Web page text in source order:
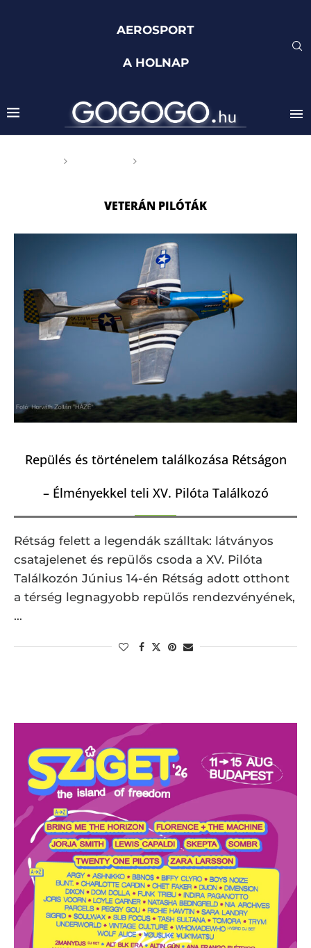
AEROSPORT
A HOLNAP
VETERÁN PILÓTÁK
Repülés és történelem találkozása Rétságon
– Élményekkel teli XV. Pilóta Találkozó
Rétság felett a legendák szálltak: látványos
csatajelenet és repülős csoda a XV. Pilóta
Találkozón Június 14-én Rétság adott otthont
a térség legnagyobb repülős rendezvényének,
…